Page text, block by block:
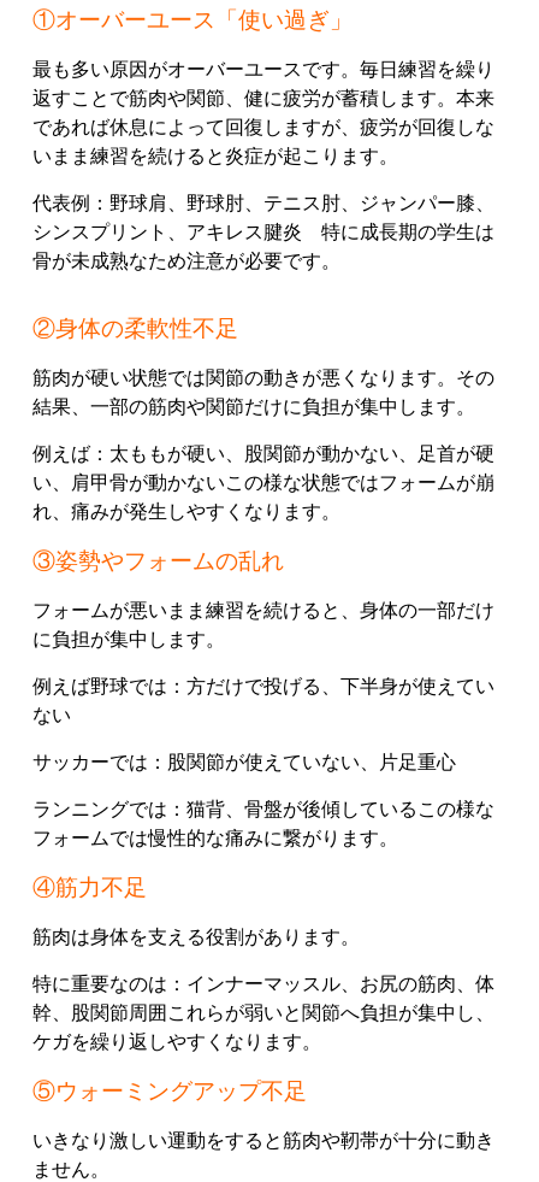
①オーバーユース「使い過ぎ」
最も多い原因がオーバーユースです。毎日練習を繰り
返すことで筋肉や関節、健に疲労が蓄積します。本来
であれば休息によって回復しますが、疲労が回復しな
いまま練習を続けると炎症が起こります。
代表例：野球肩、野球肘、テニス肘、ジャンパー膝、
シンスプリント、アキレス腱炎 特に成長期の学生は
骨が未成熟なため注意が必要です。
②身体の柔軟性不足
筋肉が硬い状態では関節の動きが悪くなります。その
結果、一部の筋肉や関節だけに負担が集中します。
例えば：太ももが硬い、股関節が動かない、足首が硬
い、肩甲骨が動かないこの様な状態ではフォームが崩
れ、痛みが発生しやすくなります。
③姿勢やフォームの乱れ
フォームが悪いまま練習を続けると、身体の一部だけ
に負担が集中します。
例えば野球では：方だけで投げる、下半身が使えてい
ない
サッカーでは：股関節が使えていない、片足重心
ランニングでは：猫背、骨盤が後傾しているこの様な
フォームでは慢性的な痛みに繋がります。
④筋力不足
筋肉は身体を支える役割があります。
特に重要なのは：インナーマッスル、お尻の筋肉、体
幹、股関節周囲これらが弱いと関節へ負担が集中し、
ケガを繰り返しやすくなります。
⑤ウォーミングアップ不足
いきなり激しい運動をすると筋肉や靭帯が十分に動き
ません。